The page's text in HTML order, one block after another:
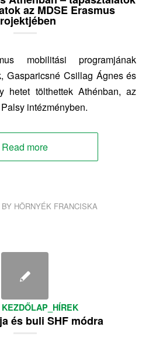
az MDSE Erasmus
mobilitási programjának
Gasparicsné Csillag Ágnes és
hetet tölthettek Athénban, az
intézményben.
Read more
BY HÖRNYÉK FRANCISKA
KEZDŐLAP_HÍREK
és buli SHF módra